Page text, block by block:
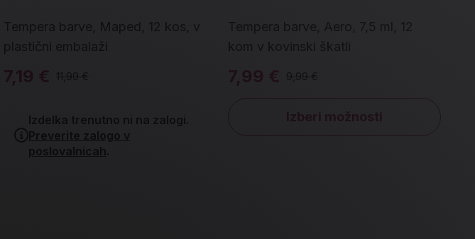
Tempera barve, Maped, 12 kos, v
plastični embalaži
7,19 € 11,99 €
Izdelka trenutno ni na zalogi.
Preverite zalogo v
poslovalnicah.
Tempera barve, Aero, 7,5 ml, 12
kom v kovinski škatli
7,99 € 9,99 €
Izberi možnosti